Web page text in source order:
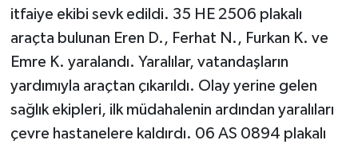
itfaiye ekibi sevk edildi. 35 HE 2506 plakalı
araçta bulunan Eren D., Ferhat N., Furkan K. ve
Emre K. yaralandı. Yaralılar, vatandaşların
yardımıyla araçtan çıkarıldı. Olay yerine gelen
sağlık ekipleri, ilk müdahalenin ardından yaralıları
çevre hastanelere kaldırdı. 06 AS 0894 plakalı